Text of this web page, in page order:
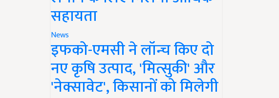
सहायता
News
इफको-एमसी ने लॉन्च किए दो
नए कृषि उत्पाद, 'मित्सुकी' और
'नेक्सावेट', किसानों को मिलेगी